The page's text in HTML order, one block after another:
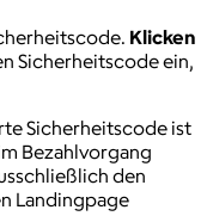
Klicken
Sicherheitscode ein,
Sicherheitscode ist
Bezahlvorgang
den
Landingpage